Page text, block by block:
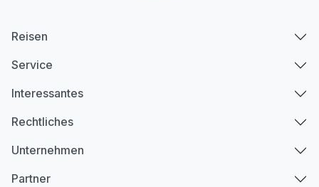
Reisen
Service
Interessantes
Rechtliches
Unternehmen
Partner